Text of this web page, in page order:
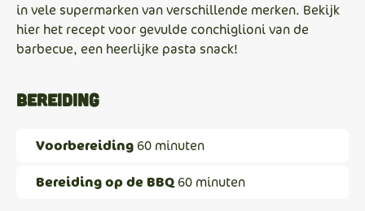
in vele supermarken van verschillende merken. Bekijk
hier het recept voor gevulde conchiglioni van de
barbecue, een heerlijke pasta snack!
Bereiding
Voorbereiding 60 minuten
Bereiding op de BBQ60 minuten